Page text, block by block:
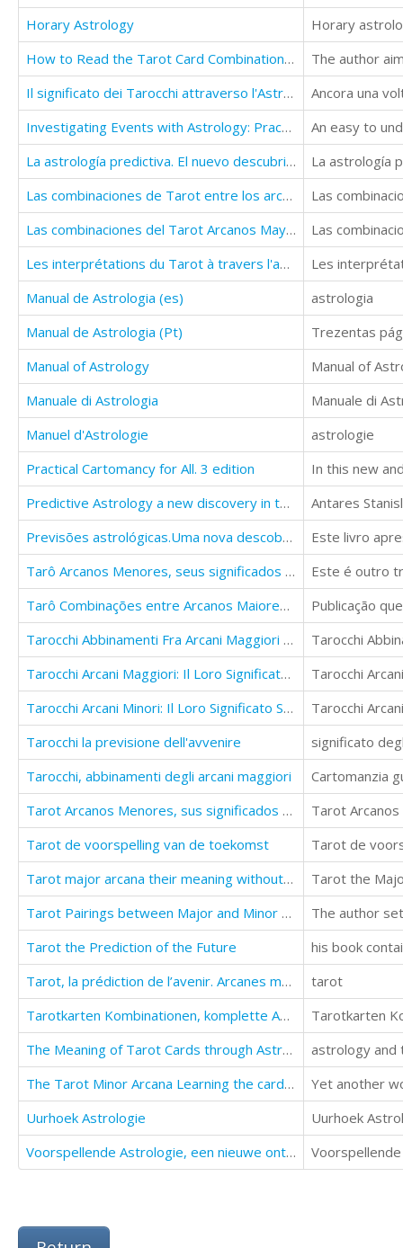
Horary Astrology
How to Read the Tarot Card Combinations. The Complete Guide
Il significato dei Tarocchi attraverso l'Astrologia
Investigating Events with Astrology: Practical Astrology
La astrología predictiva. El nuevo descubrimiento en la lectura de un tránsito astrológico
La astrología
Las combinaciones de Tarot entre los arcanos mayores y menores
Las
Las combinaciones del Tarot Arcanos Mayores
Las
Les interprétations du Tarot à travers l'astrologie
Les
Manual de Astrologia (es)
astrologia
Manual de Astrologia (Pt)
Trezentas
Manual of Astrology
Manual of
Manuale di Astrologia
Manuale di
Manuel d'Astrologie
astrologie
Practical Cartomancy for All. 3 edition
Predictive Astrology a new discovery in the transits reading
Previsões astrológicas.Uma nova descoberta sobre a leitura de trânsitos planetários
Tarô Arcanos Menores, seus significados sem necessidade de memorizar
Tarô Combinações entre Arcanos Maiores e Menores
Tarocchi Abbinamenti Fra Arcani Maggiori E Minori: Cartomanzia Pratica
Tarocchi
Tarocchi Arcani Maggiori: Il Loro Significato Senza Impararlo a Memoria
Tarocchi
Tarocchi Arcani Minori: Il Loro Significato Senza Impararlo a Memoria
Tarocchi
Tarocchi la previsione dell'avvenire
significato
Tarocchi, abbinamenti degli arcani maggiori
Cartomanzia
Tarot Arcanos Menores, sus significados sin necesidad de aprender de memoria: la práctica del tarot
Tarot
Tarot de voorspelling van de toekomst
Tarot de
Tarot major arcana their meaning without learn it to memorize
Tarot Pairings between Major and Minor Arcana
Tarot the Prediction of the Future
his book
Tarot, la prédiction de l’avenir. Arcanes majeurs et mineurs
tarot
Tarotkarten Kombinationen, komplette Anleitung
Tarotkarten
The Meaning of Tarot Cards through Astrology
astrology and
The Tarot Minor Arcana Learning the cards without memorizing their meaning
Uurhoek Astrologie
Uurhoek
Voorspellende Astrologie, een nieuwe ontdekking bij het lezen van transits.